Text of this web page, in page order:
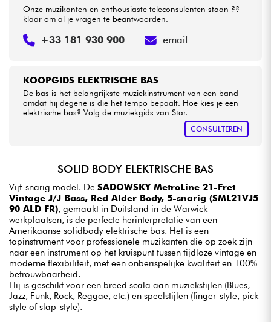
KOOPGIDS ELEKTRISCHE BAS
De bas is het belangrijkste muziekinstrument van een band
omdat hij degene is die het tempo bepaalt. Hoe kies je een
elektrische bas? Volg de muziekgids van Star.
CONSULTEREN
Onze muzikanten en enthousiaste teleconsulenten staan ??
klaar om al je vragen te beantwoorden.
+33 181 930 900 email
SOLID BODY ELEKTRISCHE BAS
Vijf-snarig model. De SADOWSKY MetroLine 21-Fret
Vintage J/J Bass, Red Alder Body, 5-snarig (SML21VJ5
90 ALD FR), gemaakt in Duitsland in de Warwick
werkplaatsen, is de perfecte herinterpretatie van een
Amerikaanse solidbody elektrische bas. Het is een
topinstrument voor professionele muzikanten die op zoek zijn
naar een instrument op het kruispunt tussen tijdloze vintage en
moderne flexibiliteit, met een onberispelijke kwaliteit en 100%
betrouwbaarheid.
Hij is geschikt voor een breed scala aan muziekstijlen (Blues,
Jazz, Funk, Rock, Reggae, etc.) en speelstijlen (finger-style, pick-
style of slap-style).